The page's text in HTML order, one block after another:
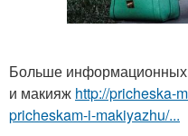
Больше информационных
и макияж http://pricheska-
pricheskam-i-makiyazhu/...